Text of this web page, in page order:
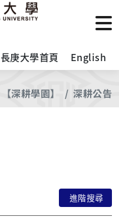
長庚大學首頁 English
【深耕學園】 深耕公告
進階搜尋